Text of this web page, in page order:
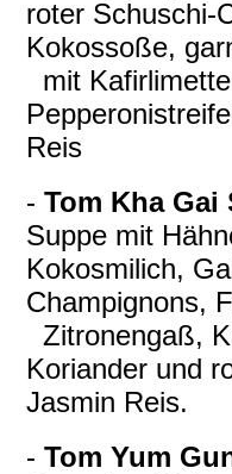
roter Schuschi-
Kokossoße,
mit
Reis
-Tom Kha
Suppe mit
Kokosmilich,
Champignons,
Zitronengaß,
Koriander und
Jasmin Reis.
-Tom Yum